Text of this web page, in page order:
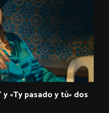
«Ty pasado y tú» dos